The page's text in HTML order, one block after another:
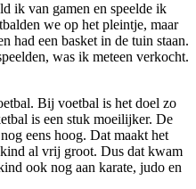
ik van gamen en speelde ik
we op het pleintje, maar
had een basket in de tuin staan.
was ik meteen verkocht.
Bij voetbal is het doel zo
is een stuk moeilijker. De
eens hoog. Dat maakt het
al vrij groot. Dus dat kwam
ook nog aan karate, judo en